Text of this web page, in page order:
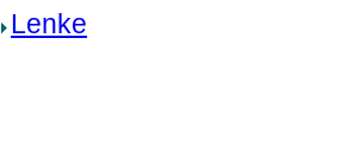
Lenke